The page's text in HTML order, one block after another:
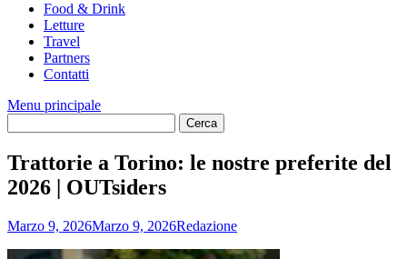
Food & Drink
Letture
Travel
Partners
Contatti
Menu principale
Trattorie a Torino: le nostre preferite del
2026 | OUTsiders
Marzo 9, 2026Marzo 9, 2026Redazione